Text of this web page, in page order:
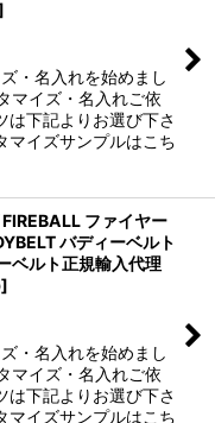
・名入れを始めまし
マイズ・名入れご依
は下記よりお選び下さ
マイズサンプルはこち
ファイヤー
バディーベルト
ベルト正規輸入代理
]
・名入れを始めまし
マイズ・名入れご依
は下記よりお選び下さ
マイズサンプルはこち